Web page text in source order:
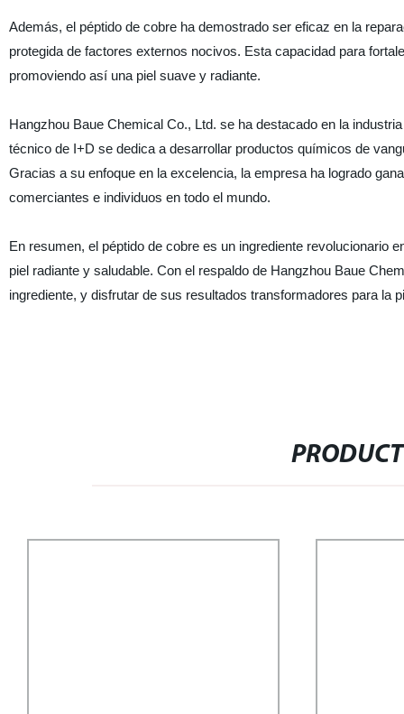
Además, el péptido de cobre ha demostrado ser eficaz en la
protegida de factores externos nocivos. Esta capacidad para
promoviendo así una piel suave y radiante.
Hangzhou Baue Chemical Co., Ltd. se ha destacado en la
técnico de I+D se dedica a desarrollar productos químicos de
Gracias a su enfoque en la excelencia, la empresa ha logrado
comerciantes e individuos en todo el mundo.
En resumen, el péptido de cobre es un ingrediente revolucionario
piel radiante y saludable. Con el respaldo de Hangzhou Baue
ingrediente, y disfrutar de sus resultados transformadores para la